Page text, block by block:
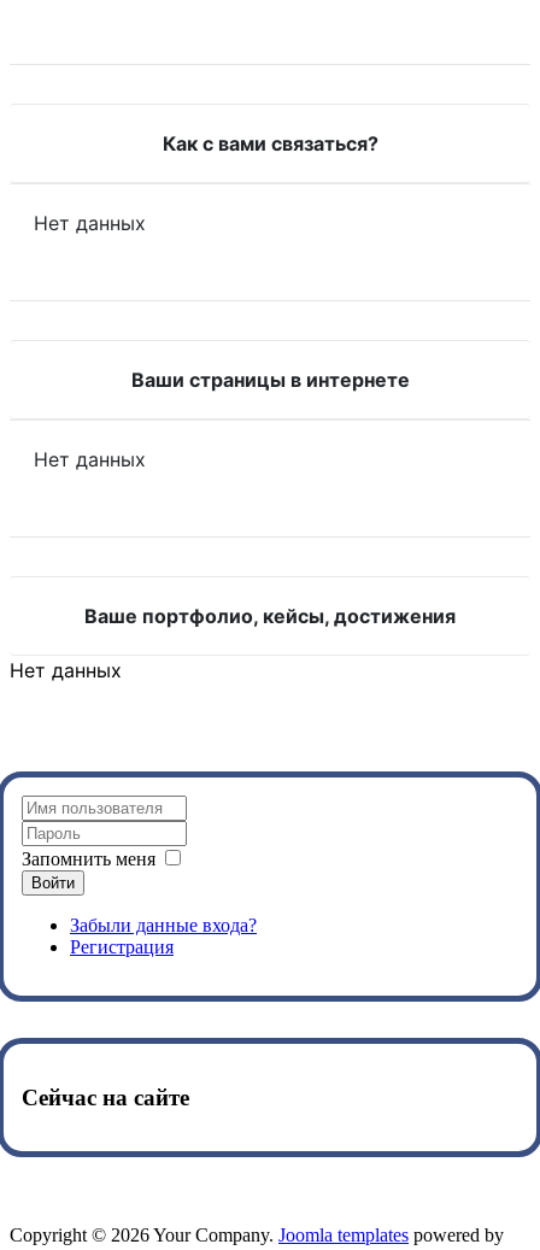
Как с вами связаться?
Нет данных
Ваши страницы в интернете
Нет данных
Ваше портфолио, кейсы, достижения
Нет данных
Запомнить меня
Войти
Забыли данные входа?
Регистрация
Сейчас на сайте
Copyright © 2026 Your Company. Joomla templates powered by